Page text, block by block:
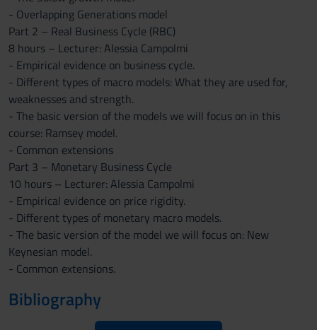
- Overlapping Generations model
Part 2 – Real Business Cycle (RBC)
8 hours – Lecturer: Alessia Campolmi
- Empirical evidence on business cycle.
- Different types of macro models: What they are used for,
weaknesses and strength.
- The basic version of the models we will focus on in this
course: Ramsey model.
- Common extensions
Part 3 – Monetary Business Cycle
10 hours – Lecturer: Alessia Campolmi
- Empirical evidence on price rigidity.
- Different types of monetary macro models.
- The basic version of the model we will focus on: New
Keynesian model.
- Common extensions.
Bibliography